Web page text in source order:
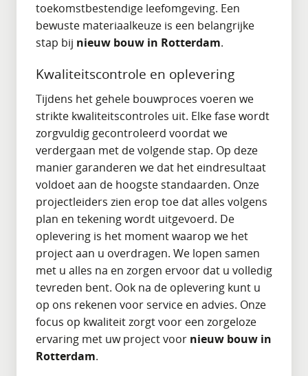
toekomstbestendige leefomgeving. Een
bewuste materiaalkeuze is een belangrijke
stap bij nieuw bouw in Rotterdam.
Kwaliteitscontrole en oplevering
Tijdens het gehele bouwproces voeren we
strikte kwaliteitscontroles uit. Elke fase wordt
zorgvuldig gecontroleerd voordat we
verdergaan met de volgende stap. Op deze
manier garanderen we dat het eindresultaat
voldoet aan de hoogste standaarden. Onze
projectleiders zien erop toe dat alles volgens
plan en tekening wordt uitgevoerd. De
oplevering is het moment waarop we het
project aan u overdragen. We lopen samen
met u alles na en zorgen ervoor dat u volledig
tevreden bent. Ook na de oplevering kunt u
op ons rekenen voor service en advies. Onze
focus op kwaliteit zorgt voor een zorgeloze
ervaring met uw project voor nieuw bouw in
Rotterdam.